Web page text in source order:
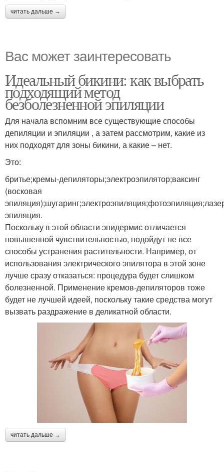
читать дальше →
Вас может заинтересовать
Идеальный бикини: как выбрать
подходящий метод
безболезненной эпиляции
Для начала вспомним все существующие способы
депиляции и эпиляции , а затем рассмотрим, какие из
них подходят для зоны бикини, а какие – нет.
Это:
бритье;кремы-депиляторы;электроэпилятор;ваксинг
(восковая
эпиляция.
Поскольку в этой области эпидермис отличается
повышенной чувствительностью, подойдут не все
способы устранения растительности. Например, от
использования электрического эпилятора в этой зоне
лучше сразу отказаться: процедура будет слишком
болезненной. Применение кремов-депиляторов тоже
будет не лучшей идеей, поскольку такие средства могут
вызвать раздражение в деликатной области.
читать дальше →